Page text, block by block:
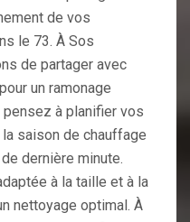
de vos
le 73. À Sos
de partager avec
un ramonage
pensez à planifier vos
saison de chauffage
dernière minute.
à la taille et à la
nettoyage optimal. À